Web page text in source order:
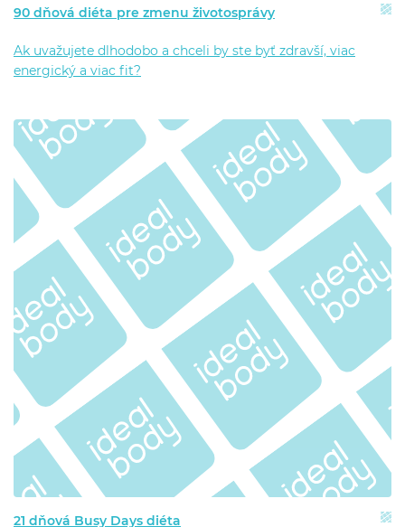
90 dňová diéta pre zmenu životosprávy
Ak uvažujete dlhodobo a chceli by ste byť zdravší, viac
energický a viac fit?
21 dňová Busy Days diéta